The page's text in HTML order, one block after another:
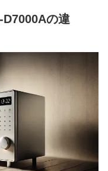
D7000Aの違